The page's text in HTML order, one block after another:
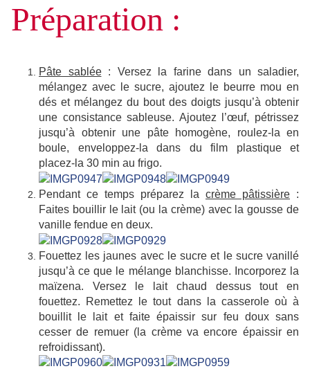
Préparation :
Pâte sablée: Versez la farine dans un saladier,
mélangez avec le sucre, ajoutez le beurre mou en
dés et mélangez du bout des doigts jusqu’à obtenir
une consistance sableuse. Ajoutez l’œuf, pétrissez
jusqu’à obtenir une pâte homogène, roulez-la en
boule, enveloppez-la dans du film plastique et
placez-la 30 min au frigo.
Pendant ce temps préparez la crème pâtissière :
Faites bouillir le lait (ou la crème) avec la gousse de
vanille fendue en deux.
Fouettez les jaunes avec le sucre et le sucre vanillé
jusqu’à ce que le mélange blanchisse. Incorporez la
maïzena. Versez le lait chaud dessus tout en
fouettez. Remettez le tout dans la casserole où à
bouillit le lait et faite épaissir sur feu doux sans
cesser de remuer (la crème va encore épaissir en
refroidissant).